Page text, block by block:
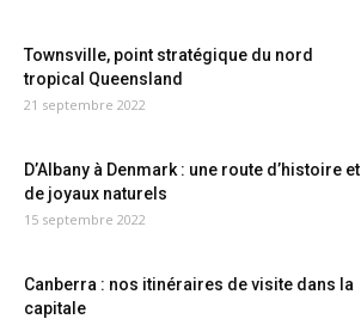
Townsville, point stratégique du nord
tropical Queensland
21 septembre 2022
D’Albany à Denmark : une route d’histoire et
de joyaux naturels
15 septembre 2022
Canberra : nos itinéraires de visite dans la
capitale